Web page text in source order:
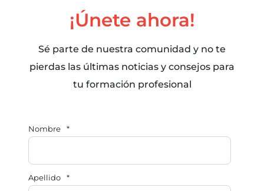
¡Únete ahora!
Sé parte de nuestra comunidad y no te
pierdas las últimas noticias y consejos para
tu formación profesional
Nombre *
Apellido *